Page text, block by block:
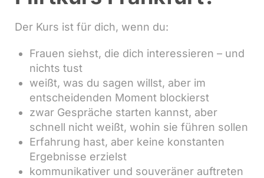
Der Kurs ist für dich, wenn du:
Frauen siehst, die dich interessieren – und
nichts tust
weißt, was du sagen willst, aber im
entscheidenden Moment blockierst
zwar Gespräche starten kannst, aber
schnell nicht weißt, wohin sie führen sollen
Erfahrung hast, aber keine konstanten
Ergebnisse erzielst
kommunikativer und souveräner auftreten